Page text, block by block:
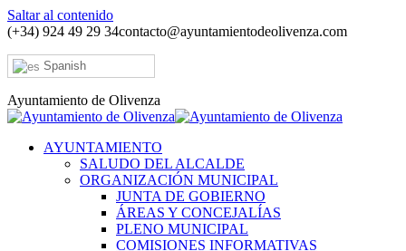
Saltar al contenido
(+34) 924 49 29 34contacto@ayuntamientodeolivenza.com
Spanish
Ayuntamiento de Olivenza
AYUNTAMIENTO
SALUDO DEL ALCALDE
ORGANIZACIÓN MUNICIPAL
JUNTA DE GOBIERNO
ÁREAS Y CONCEJALÍAS
PLENO MUNICIPAL
COMISIONES INFORMATIVAS